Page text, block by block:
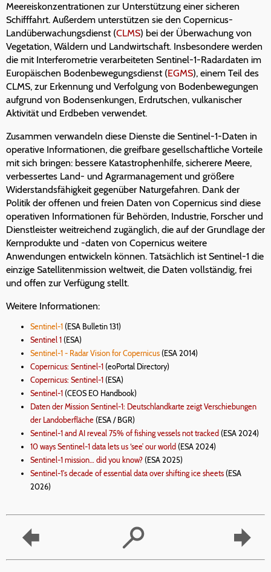
Meereiskonzentrationen zur Unterstützung einer sicheren
Schifffahrt. Außerdem unterstützen sie den Copernicus-
Landüberwachungsdienst (CLMS) bei der Überwachung von
Vegetation, Wäldern und Landwirtschaft. Insbesondere werden
die mit Interferometrie verarbeiteten Sentinel-1-Radardaten im
Europäischen Bodenbewegungsdienst (EGMS), einem Teil des
CLMS, zur Erkennung und Verfolgung von Bodenbewegungen
aufgrund von Bodensenkungen, Erdrutschen, vulkanischer
Aktivität und Erdbeben verwendet.
Zusammen verwandeln diese Dienste die Sentinel-1-Daten in
operative Informationen, die greifbare gesellschaftliche Vorteile
mit sich bringen: bessere Katastrophenhilfe, sicherere Meere,
verbessertes Land- und Agrarmanagement und größere
Widerstandsfähigkeit gegenüber Naturgefahren. Dank der
Politik der offenen und freien Daten von Copernicus sind diese
operativen Informationen für Behörden, Industrie, Forscher und
Dienstleister weitreichend zugänglich, die auf der Grundlage der
Kernprodukte und -daten von Copernicus weitere
Anwendungen entwickeln können. Tatsächlich ist Sentinel-1 die
einzige Satellitenmission weltweit, die Daten vollständig, frei
und offen zur Verfügung stellt.
Weitere Informationen:
Sentinel-1 (ESA Bulletin 131)
Sentinel 1 (ESA)
Sentinel-1 - Radar Vision for Copernicus (ESA 2014)
Copernicus: Sentinel-1 (eoPortal Directory)
Copernicus: Sentinel-1 (ESA)
Sentinel-1 (CEOS EO Handbook)
Daten der Mission Sentinel-1: Deutschlandkarte zeigt Verschiebungen
der Landoberfläche (ESA / BGR)
Sentinel-1 and AI reveal 75% of fishing vessels not tracked (ESA 2024)
10 ways Sentinel-1 data lets us ‘see’ our world (ESA 2024)
Sentinel-1 mission… did you know? (ESA 2025)
Sentinel-1's decade of essential data over shifting ice sheets (ESA
2026)